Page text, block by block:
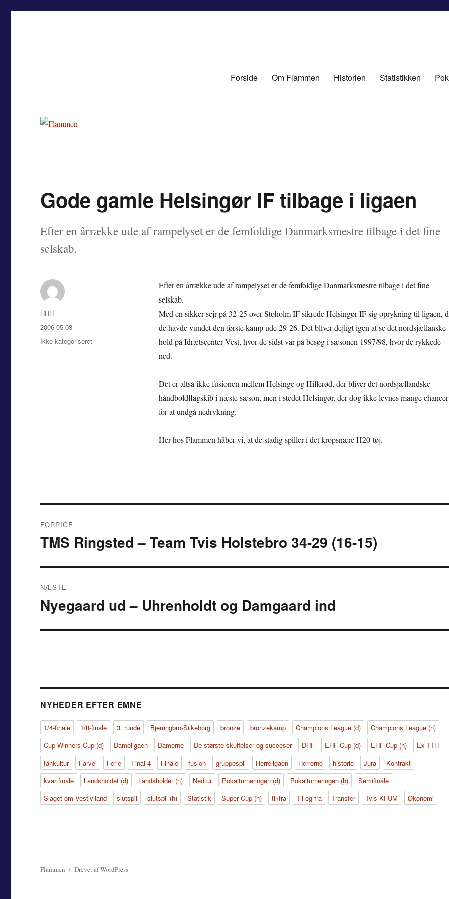
Forside Om Flammen Historien Statistikken
Gode gamle Helsingør IF tilbage i ligaen
Efter en årrække ude af rampelyset er de femfoldige Danmarksmestre tilbage i det fine
selskab.
Efter en årrække ude af rampelyset er de femfoldige Danmarksmestre tilbage i det fine
selskab.
Med en sikker sejr på 32-25 over Stoholm IF sikrede Helsingør IF sig oprykning til ligaen,
de havde vundet den første kamp ude 29-26. Det bliver dejligt igen at se det nordsjællanske
hold på Idrætscenter Vest, hvor de sidst var på besøg i sæsonen 1997/98, hvor de rykkede
ned.
Det er altså ikke fusionen mellem Helsinge og Hillerød, der bliver det nordsjællandske
håndboldflagskib i næste sæson, men i stedet Helsingør, der dog ikke levnes mange chancer
for at undgå nedrykning.
Her hos Flammen håber vi, at de stadig spiller i det kropsnære H20-tøj.
Forfatter
HHH
Udgivet
2006-05-03
Kategorier
Ikke-kategoriseret
FORRIGE
Forrige
TMS Ringsted – Team Tvis Holstebro 34-29 (16-15)
NÆSTE
Næste
indlæg:
Nyegaard ud – Uhrenholdt og Damgaard ind
NYHEDER EFTER EMNE
1/4-finale 1/8-finale 3. runde Bjerringbro-Silkeborg bronze bronzekamp Champions League (d)
Champions League (h)
Cup Winners Cup (d)
Dameligaen Damerne De største skuffelser og succeser DHF EHF Cup (d) EHF Cup (h)
Ex-TTH
fankultur
Farvel Ferie Final 4 Finale fusion gruppespil Herreligaen Herrerne historie Jura
Kontrakt
kvartfinale
Landsholdet (d) Landsholdet (h) Nedtur Pokalturneringen (d) Pokalturneringen (h)
Semifinale
Slaget om Vestjylland
slutspil slutspil (h) Statistik Super Cup (h) til/fra Til og fra Transfer Tvis KFUM Økonomi
Flammen Drevet af WordPress